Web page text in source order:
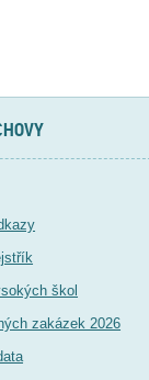
škol
zakázek 2026